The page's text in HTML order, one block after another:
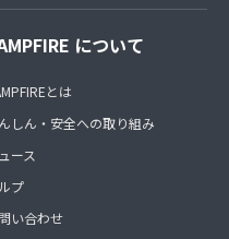
について
とは
しん・安全への取り組み
ース
プ
い合わせ